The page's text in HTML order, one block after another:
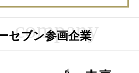
セブン参画企業